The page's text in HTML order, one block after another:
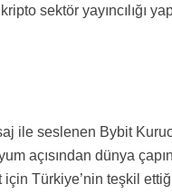
sektör yayıncılığı
ile seslenen Bybit
açısından dünya
Türkiye’nin teşkil